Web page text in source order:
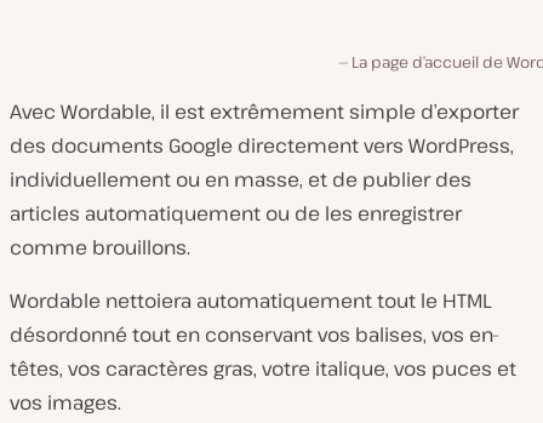
La page d’accueil de
Avec Wordable, il est extrêmement simple d’exporter
des documents Google directement vers WordPress,
individuellement ou en masse, et de publier des
articles automatiquement ou de les enregistrer
comme brouillons.
Wordable nettoiera automatiquement tout le HTML
désordonné tout en conservant vos balises, vos en-
têtes, vos caractères gras, votre italique, vos puces et
vos images.